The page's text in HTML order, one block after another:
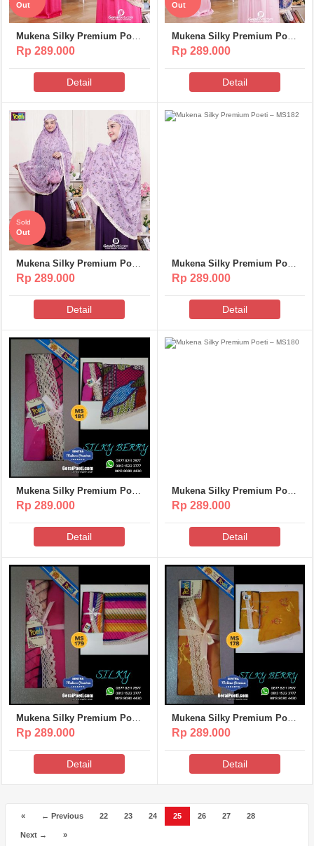
Mukena Silky Premium Poeti
– MS303
Out
Rp 289.000
Detail
Mukena Silky Premium Poeti
– MS302
Out
Rp 289.000
Detail
Mukena Silky Premium Poeti
– MS301
Sold
Out
Rp 289.000
Detail
Mukena Silky Premium Poeti
– MS182
Rp 289.000
Detail
Mukena Silky Premium Poeti
– MS181
Rp 289.000
Detail
Mukena Silky Premium Poeti
– MS180
Rp 289.000
Detail
Mukena Silky Premium Poeti
– MS179
Rp 289.000
Detail
Mukena Silky Premium Poeti
– MS178
Rp 289.000
Detail
« ← Previous 22 23 24 25 26 27 28
Next → »